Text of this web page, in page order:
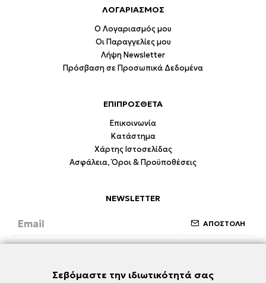
ΛΟΓΑΡΙΑΣΜΟΣ
Ο Λογαριασμός μου
Οι Παραγγελίες μου
Λήψη Newsletter
Πρόσβαση σε Προσωπικά Δεδομένα
ΕΠΙΠΡΟΣΘΕΤΑ
Επικοινωνία
Κατάστημα
Χάρτης Ιστοσελίδας
Ασφάλεια, Όροι & Προϋποθέσεις
NEWSLETTER
ΑΠΟΣΤΟΛΗ
Σεβόμαστε την ιδιωτικότητά σας